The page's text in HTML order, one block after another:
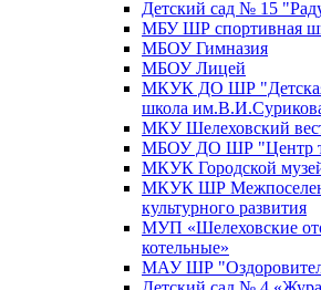
Детский сад № 15
МБУ ШР спортивная
МБОУ Гимназия
МБОУ Лицей
МКУК ДО ШР "Детская
школа
МКУ Шелеховский
МБОУ ДО ШР "Центр
МКУК Городской
МКУК ШР
культурного развития
МУП «Шелеховские
котельные»
МАУ ШР